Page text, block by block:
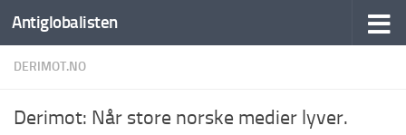
Antiglobalisten
DERIMOT.NO
Derimot: Når store norske medier lyver.